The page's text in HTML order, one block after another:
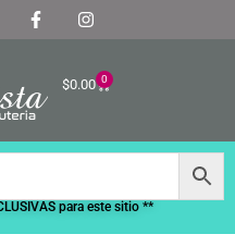
$0.00 0
para este sitio **